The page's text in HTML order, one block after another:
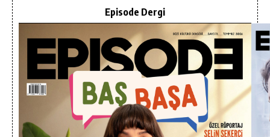
Episode Dergi